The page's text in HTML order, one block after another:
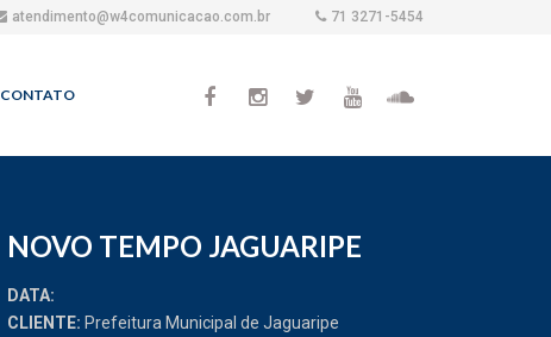
atendimento@w4comunicacao.com.br 71 3271-5454
CONTATO
NOVO TEMPO JAGUARIPE
DATA:
CLIENTE: Prefeitura Municipal de Jaguaripe